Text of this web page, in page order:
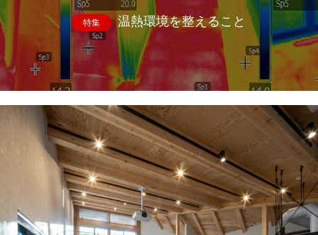
特集 温熱環境を整えること